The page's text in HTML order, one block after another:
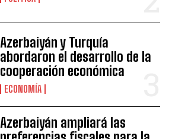
Azerbaiyán y Turquía
abordaron el desarrollo de la
cooperación económica
ECONOMÍA
Azerbaiyán ampliará las